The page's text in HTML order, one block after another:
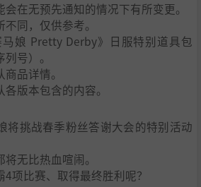
在无预先通知的情况下有所变更。
同，仅供参考。
娘 Pretty Derby》日服特别道具包
号）。
品详情。
版本包含的内容。
将挑战春季粉丝答谢大会的特别活动
无比热血喧闹。
项比赛、取得最终胜利呢？